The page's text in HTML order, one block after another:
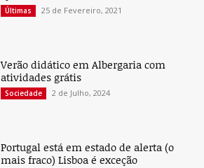
Últimas 25 de Fevereiro, 2021
Verão didático em Albergaria com
atividades grátis
Sociedade 2 de Julho, 2024
Portugal está em estado de alerta (o
mais fraco) Lisboa é exceção